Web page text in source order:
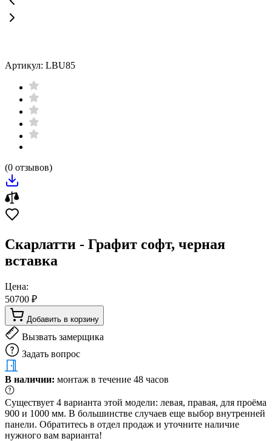
Артикул: LBU85
(0 отзывов)
Скарлатти - Графит софт, черная
вставка
Цена:
50700 ₽
Добавить в корзину
Вызвать замерщика
Задать вопрос
В наличии: монтаж в течение 48 часов
Существует 4 варианта этой модели: левая, правая, для проёма
900 и 1000 мм. В большинстве случаев еще выбор внутренней
панели. Обратитесь в отдел продаж и уточните наличие
нужного вам варианта!